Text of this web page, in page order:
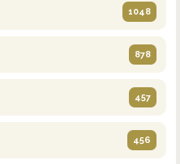
1048
878
457
456